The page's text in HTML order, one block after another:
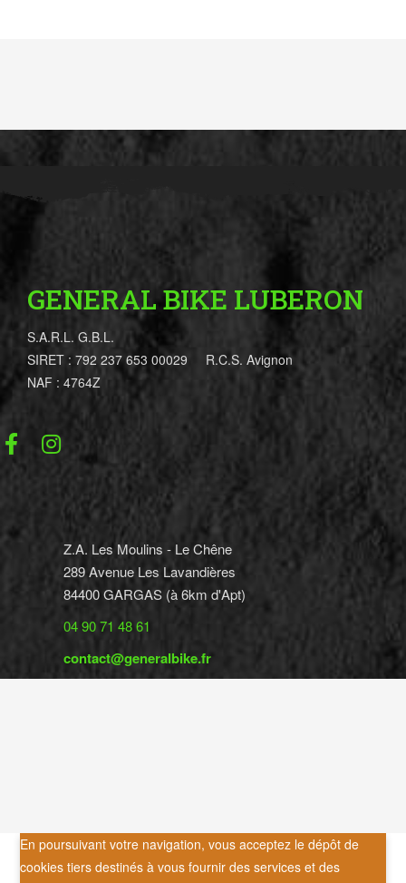
GENERAL BIKE LUBERON
S.A.R.L. G.B.L.
SIRET : 792 237 653 00029 R.C.S. Avignon
NAF : 4764Z
Z.A. Les Moulins - Le Chêne
289 Avenue Les Lavandières
84400 GARGAS (à 6km d'Apt)
04 90 71 48 61
contact@generalbike.fr
En poursuivant votre navigation, vous acceptez le dépôt de
cookies tiers destinés à vous fournir des services et des